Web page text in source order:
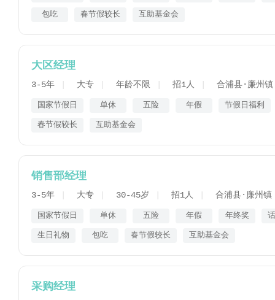
包吃 春节假较长 互助基金会
大区经理
3-5年 大专 年龄不限 招1人 合浦县·廉州镇
国家节假日 单休 五险 年假 节假日福利
春节假较长 互助基金会
销售部经理
3-5年 大专 30-45岁 招1人 合浦县·廉州镇
国家节假日 单休 五险 年假 年终奖
生日礼物 包吃 春节假较长 互助基金会
采购经理